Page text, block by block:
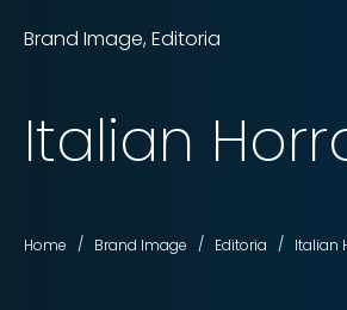
Brand Image,Editoria
Italian
Home / Brand Image / Editoria / Italian